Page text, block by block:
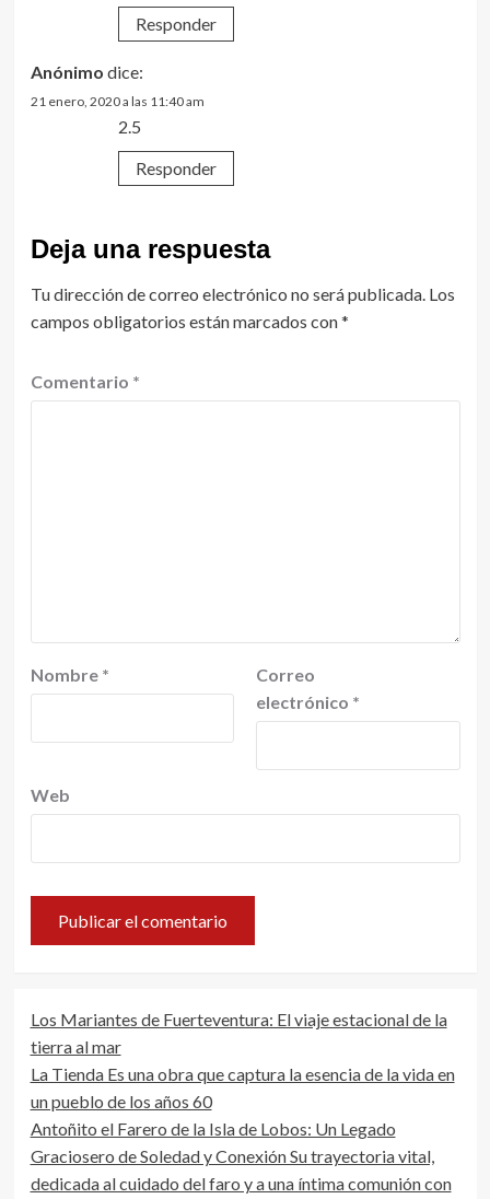
Responder
Anónimo dice:
21 enero, 2020 a las 11:40 am
2.5
Responder
Deja una respuesta
Tu dirección de correo electrónico no será publicada. Los
campos obligatorios están marcados con*
Comentario *
Nombre *
Correo
electrónico *
Web
Los Mariantes de Fuerteventura: El viaje estacional de la
tierra al mar
La Tienda Es una obra que captura la esencia de la vida en
un pueblo de los años 60
Antoñito el Farero de la Isla de Lobos: Un Legado
Graciosero de Soledad y Conexión Su trayectoria vital,
dedicada al cuidado del faro y a una íntima comunión con